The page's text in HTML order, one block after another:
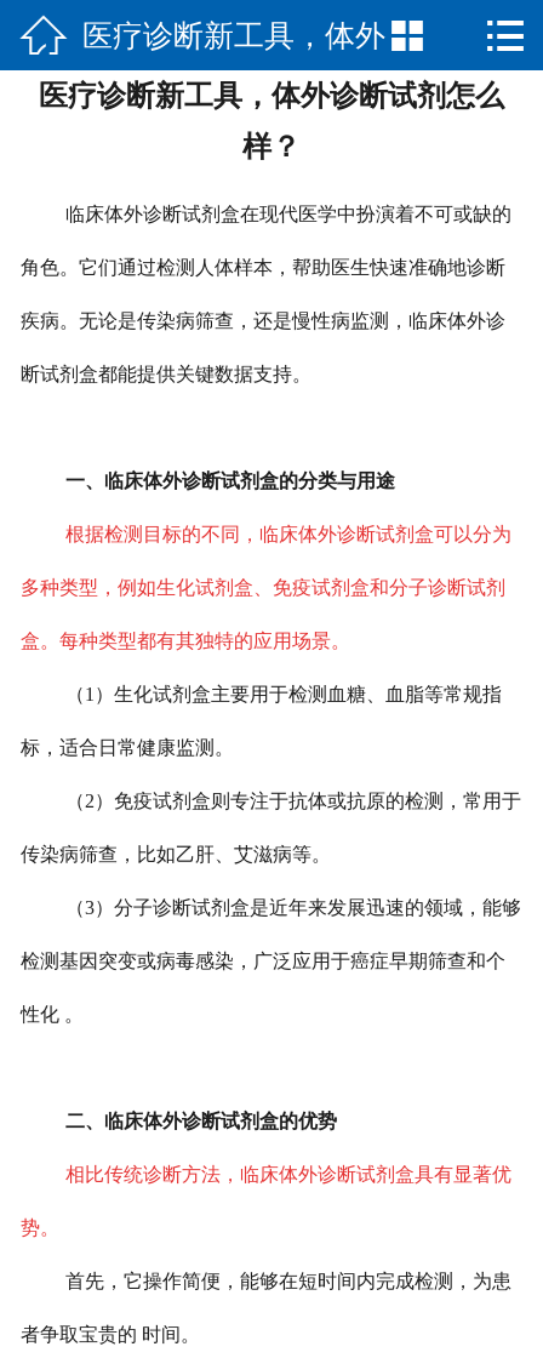
 网站首页
公司简介
新闻中心
荣誉资质
 医疗诊断新工具，体外
诊断试剂怎么样？
 
医疗诊断新工具，体外诊断试剂怎么
样？
临床体外诊断试剂盒在现代医学中扮演着不可或缺的
角色。它们通过检测人体样本，帮助医生快速准确地诊断
疾病。无论是传染病筛查，还是慢性病监测，临床体外诊
断试剂盒都能提供关键数据支持。
一、临床体外诊断试剂盒的分类与用途
根据检测目标的不同，临床体外诊断试剂盒可以分为
多种类型，例如生化试剂盒、免疫试剂盒和分子诊断试剂
盒。每种类型都有其独特的应用场景。
（1）生化试剂盒主要用于检测血糖、血脂等常规指
标，适合日常健康监测。
（2）免疫试剂盒则专注于抗体或抗原的检测，常用于
传染病筛查，比如乙肝、艾滋病等。
（3）分子诊断试剂盒是近年来发展迅速的领域，能够
检测基因突变或病毒感染，广泛应用于癌症早期筛查和个
性化 。
二、临床体外诊断试剂盒的优势
相比传统诊断方法，临床体外诊断试剂盒具有显著优
势。
首先，它操作简便，能够在短时间内完成检测，为患
者争取宝贵的 时间。